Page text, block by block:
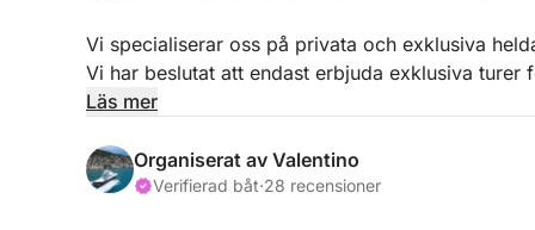
Vi specialiserar oss på privata och exklusiva
Vi har beslutat att endast erbjuda exklusiva turer
utrymmena ombord och dela dem endast med
Avgång från Marina di Orosei-piren är kl. 10:00,
13:00 till solnedgången.
Läs mer
Organiserat av Valentino
Verifierad båt·28 recensioner